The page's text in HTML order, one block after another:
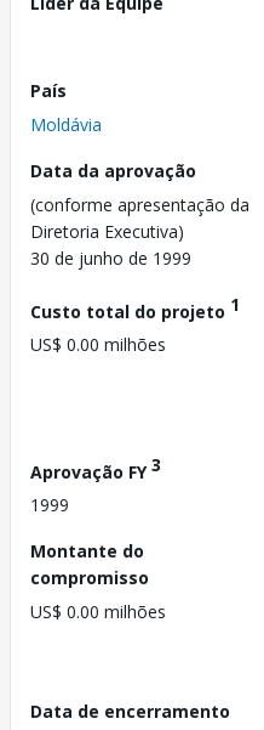
País
Moldávia
Data da aprovação
(conforme apresentação da
Diretoria Executiva)
30 de junho de 1999
Custo total do projeto 1
US$ 0.00 milhões
Aprovação FY3
1999
Montante do
compromisso
US$ 0.00 milhões
Data de encerramento